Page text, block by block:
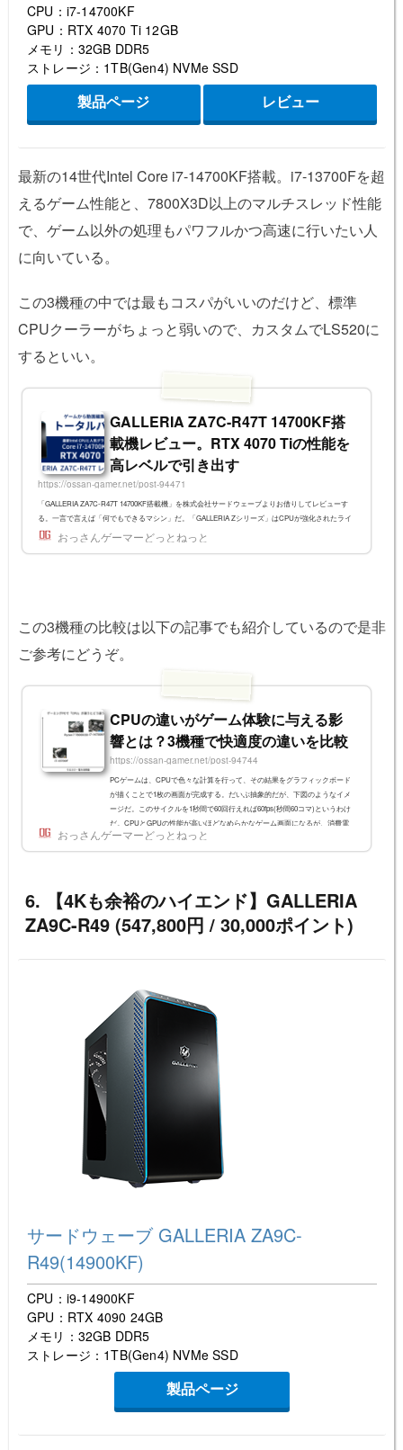
CPU：i7-14700KF
GPU：RTX 4070 Ti 12GB
メモリ：32GB DDR5
ストレージ：1TB(Gen4) NVMe SSD
製品ページ レビュー
最新の14世代Intel Core i7-14700KF搭載。i7-13700Fを超
えるゲーム性能と、7800X3D以上のマルチスレッド性能
で、ゲーム以外の処理もパワフルかつ高速に行いたい人
に向いている。
この3機種の中では最もコスパがいいのだけど、標準
CPUクーラーがちょっと弱いので、カスタムでLS520に
するといい。
GALLERIA ZA7C-R47T 14700KF搭
載機レビュー。RTX 4070 Tiの性能を
高レベルで引き出す
https://ossan-gamer.net/post-94471
「GALLERIA ZA7C-R47T 14700KF搭載機」を株式会社サードウェーブよりお借りしてレビューす
る。一言で言えば「何でもできるマシン」だ。「GALLERIA Zシリーズ」はCPUが強化されたライ
ンナップで、当機は14世代Intel Coreプロセッサの中でも強力な「i7-14700KF」を搭載する。前世代
おっさんゲーマーどっとねっと
この3機種の比較は以下の記事でも紹介しているので是非
ご参考にどうぞ。
CPUの違いがゲーム体験に与える影
響とは？3機種で快適度の違いを比較
https://ossan-gamer.net/post-94744
PCゲームは、CPUで色々な計算を行って、その結果をグラフィックボード
が描くことで1枚の画面が完成する。だいぶ抽象的だが、下図のようなイメ
ージだ。このサイクルを1秒間で60回行えれば60fps(秒間60コマ)というわけ
だ。CPUとGPUの性能が高いほどなめらかなゲーム画面になるが、消費電
力量が増え、冷却ファンがうるさくなりがちという欠点もある。そこで今回
は、CPU性能が違う場合にパフォーマンスや快適度がどのくらい違うのかを
おっさんゲーマーどっとねっと
6. 【4Kも余裕のハイエンド】GALLERIA
ZA9C-R49 (547,800円 / 30,000ポイント)
サードウェーブ GALLERIA ZA9C-
R49(14900KF)
CPU：i9-14900KF
GPU：RTX 4090 24GB
メモリ：32GB DDR5
ストレージ：1TB(Gen4) NVMe SSD
製品ページ